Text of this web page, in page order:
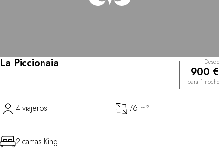
La Piccionaia Desde
900 €
para 1 noche
4 viajeros 76 m²
2 camas King